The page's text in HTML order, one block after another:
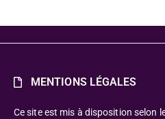
MENTIONS LÉGALES
Ce site est mis à disposition selon